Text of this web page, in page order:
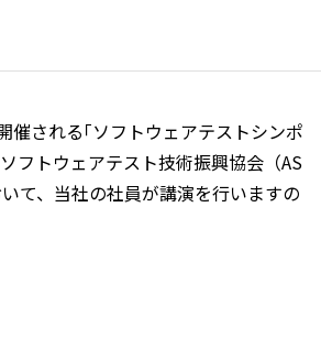
催される｢ソフトウェアテストシンポ
フトウェアテスト技術振興協会（AS
て、当社の社員が講演を行いますの